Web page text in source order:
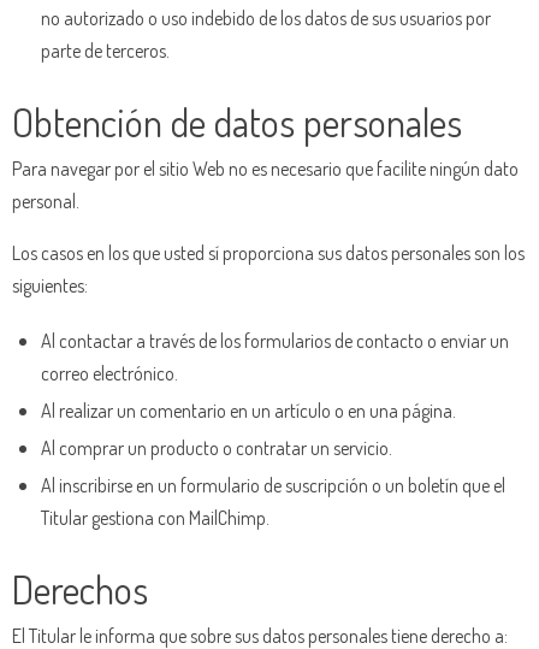
no autorizado o uso indebido de los datos de sus usuarios por
parte de terceros.
Obtención de datos personales
Para navegar por el sitio Web no es necesario que facilite ningún dato
personal.
Los casos en los que usted sí proporciona sus datos personales son los
siguientes:
Al contactar a través de los formularios de contacto o enviar un
correo electrónico.
Al realizar un comentario en un artículo o en una página.
Al comprar un producto o contratar un servicio.
Al inscribirse en un formulario de suscripción o un boletín que el
Titular gestiona con MailChimp.
Derechos
El Titular le informa que sobre sus datos personales tiene derecho a: